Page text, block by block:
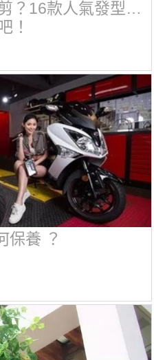
？16款人氣發型…
！
保養 ？